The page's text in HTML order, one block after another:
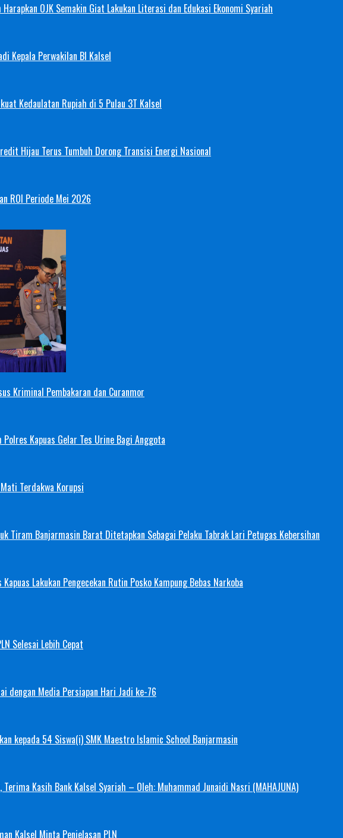
Harapkan OJK Semakin Giat Lakukan Literasi dan Edukasi Ekonomi Syariah
Kepala Perwakilan BI Kalsel
Kedaulatan Rupiah di 5 Pulau 3T Kalsel
Hijau Terus Tumbuh Dorong Transisi Energi Nasional
ROI Periode Mei 2026
Kriminal Pembakaran dan Curanmor
Polres Kapuas Gelar Tes Urine Bagi Anggota
Terdakwa Korupsi
Tiram Banjarmasin Barat Ditetapkan Sebagai Pelaku Tabrak Lari Petugas Kebersihan
Lakukan Pengecekan Rutin Posko Kampung Bebas Narkoba
Selesai Lebih Cepat
dengan Media Persiapan Hari Jadi ke-76
kepada 54 Siswa(i) SMK Maestro Islamic School Banjarmasin
Kasih Bank Kalsel Syariah – Oleh: Muhammad Junaidi Nasri (MAHAJUNA)
Kalsel Minta Penjelasan PLN